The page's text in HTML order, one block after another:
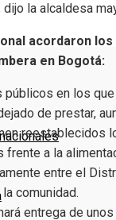
la alcaldesa
acordaron
en Bogotá:
en los
de prestar,
reestablecidos
a la
entre el
comunidad.
entrega de